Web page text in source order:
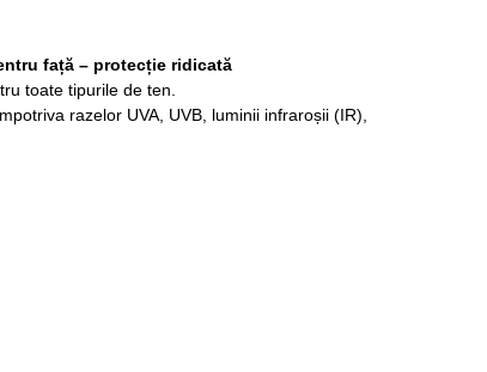
față – protecție ridicată
toate tipurile de ten.
razelor UVA, UVB, luminii infraroșii (IR),